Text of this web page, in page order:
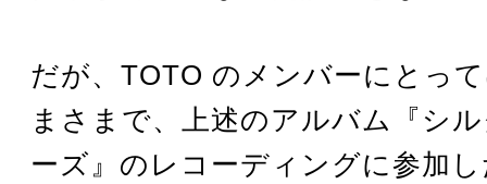
だが、TOTO のメンバーにとっ
まさまで、上述のアルバム『シ
ーズ』のレコーディングに参加